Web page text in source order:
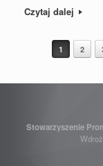
Czytaj dalej
Post navigation
1 2
Stowarzyszenie